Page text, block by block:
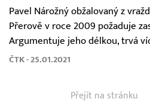
Pavel Nárožný obžalovaný z
Přerově v roce 2009 požaduje
Argumentuje jeho délkou, trvá
ČTK - 25.01.2021